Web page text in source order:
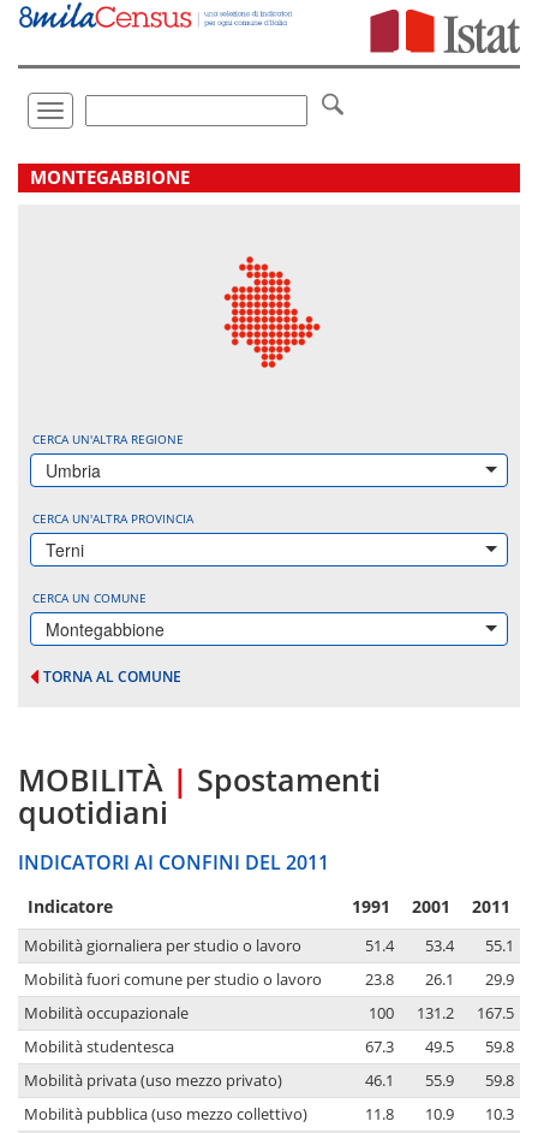
Vai
direttamente
Toggle
navigation
.
MONTEGABBIONE
CERCA UN'ALTRA REGIONE
Umbria
CERCA UN'ALTRA PROVINCIA
Terni
CERCA UN COMUNE
Montegabbione
TORNA AL COMUNE
MOBILITÀ | Spostamenti
quotidiani
INDICATORI AI CONFINI DEL 2011
Indicatore 1991 2001 2011
Mobilità giornaliera per studio o lavoro 51.4 53.4
55.1
Mobilità fuori comune per studio o lavoro
23.8 26.1
29.9
Mobilità occupazionale
100 131.2
167.5
Mobilità studentesca
67.3 49.5
59.8
Mobilità privata (uso mezzo privato)
46.1 55.9
59.8
Mobilità pubblica (uso mezzo collettivo)
11.8 10.9
10.3